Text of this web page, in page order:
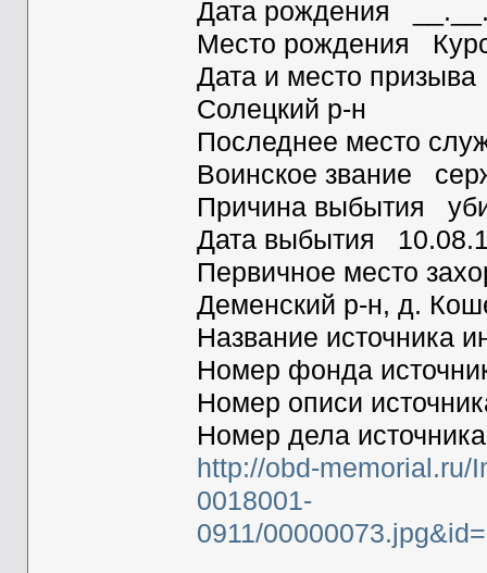
Дата рождения
Место рождения
Дата и место
Солецкий р-н
Последнее место
Воинское звание
Причина выбытия
Дата выбытия
Первичное место
Деменский р-н, д.
Название
Номер фонда
Номер описи
Номер дела
http://obd-memorial.ru/
0018001-
0911/